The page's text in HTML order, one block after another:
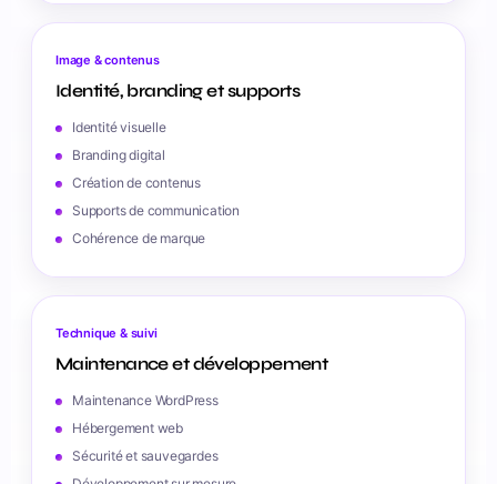
Image & contenus
Identité, branding et supports
Identité visuelle
Branding digital
Création de contenus
Supports de communication
Cohérence de marque
Technique & suivi
Maintenance et développement
Maintenance WordPress
Hébergement web
Sécurité et sauvegardes